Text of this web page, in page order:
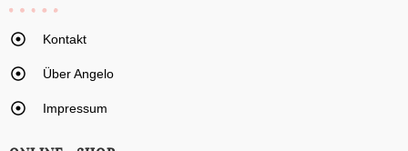
Kontakt
Über Angelo
Impressum